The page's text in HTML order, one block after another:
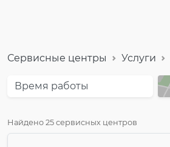
Сервисные центры Услуги
Время работы
Найдено 25 сервисных центров